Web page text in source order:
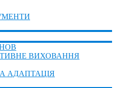
ВИХОВАННЯ
АДАПТАЦІЯ